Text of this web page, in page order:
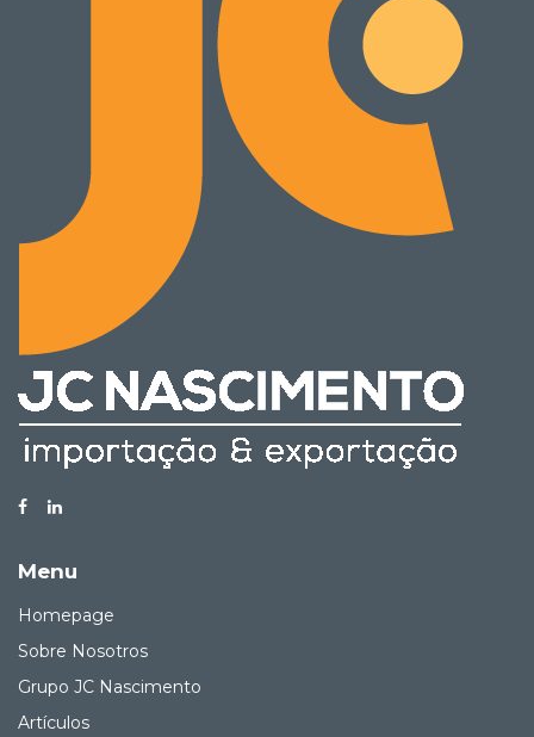
Menu
Homepage
Sobre Nosotros
Grupo JC Nascimento
Artículos